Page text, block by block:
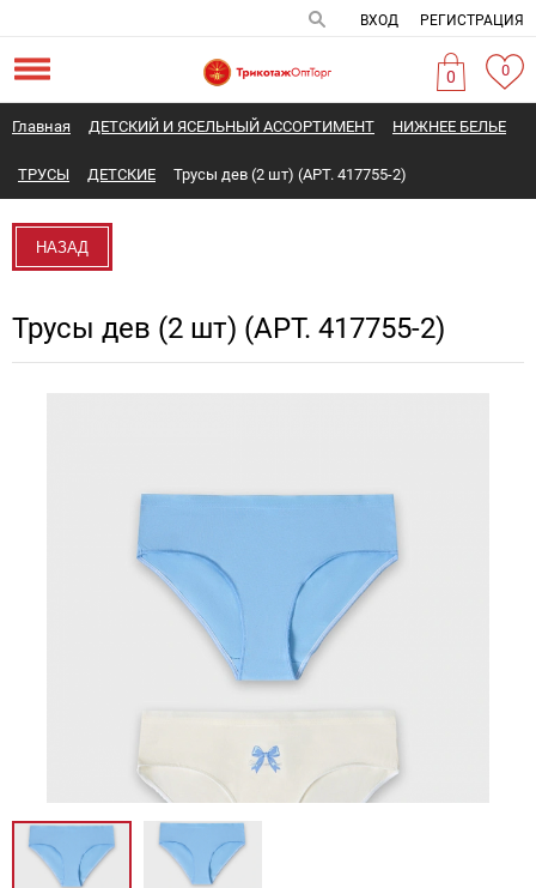
ВХОД РЕГИСТРАЦИЯ
0 0
Главная ДЕТСКИЙ И ЯСЕЛЬНЫЙ АССОРТИМЕНТ НИЖНЕЕ БЕЛЬЕ
ТРУСЫ ДЕТСКИЕ Трусы дев (2 шт) (АРТ. 417755-2)
НАЗАД
Трусы дев (2 шт) (АРТ. 417755-2)